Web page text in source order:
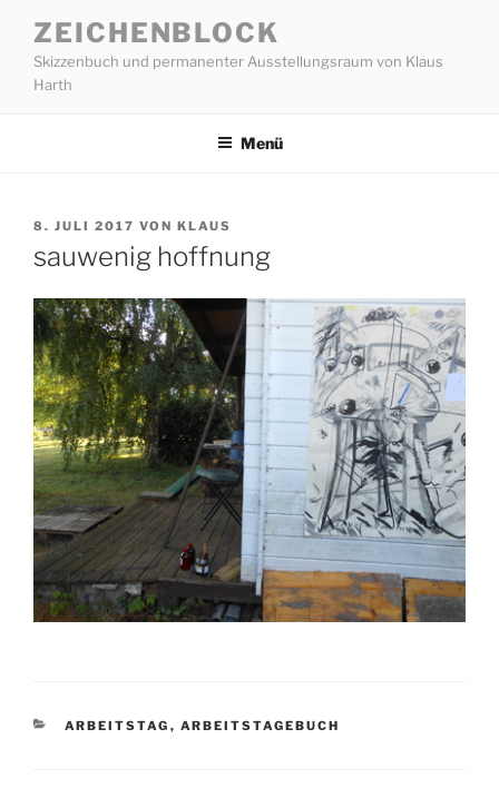
Inhalt
springen
ZEICHENBLOCK
Skizzenbuch und permanenter Ausstellungsraum von Klaus
Harth
Menü
VERÖFFENTLICHT
8. JULI 2017 VON KLAUS
sauwenig hoffnung
KATEGORIEN
ARBEITSTAG , ARBEITSTAGEBUCH